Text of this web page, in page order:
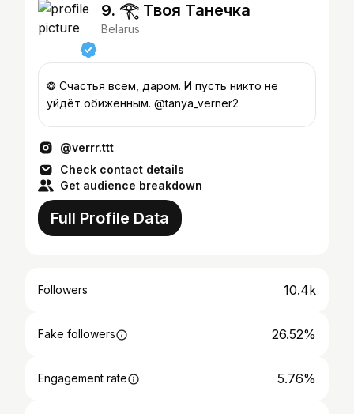
9. 𓂀 Твоя Танечка
Belarus
❂ Счастья всем, даром. И пусть никто не
уйдёт обиженным. @tanya_verner2
@verrr.ttt
Check contact details
Get audience breakdown
Full Profile Data
Followers 10.4k
Fake followers 26.52%
Engagement rate 5.76%